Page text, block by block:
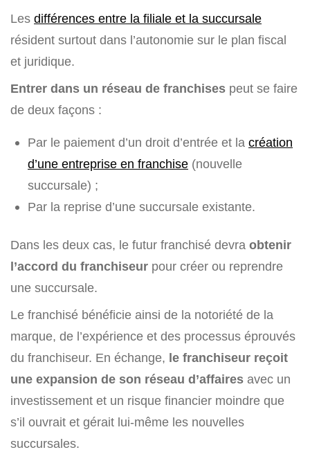
Les différences entre la filiale et la succursale
résident surtout dans l’autonomie sur le plan fiscal
et juridique.
Entrer dans un réseau de franchises peut se faire
de deux façons :
Par le paiement d’un droit d’entrée et la création
d’une entreprise en franchise (nouvelle
succursale) ;
Par la reprise d’une succursale existante.
Dans les deux cas, le futur franchisé devra obtenir
l’accord du franchiseur pour créer ou reprendre
une succursale.
Le franchisé bénéficie ainsi de la notoriété de la
marque, de l’expérience et des processus éprouvés
du franchiseur. En échange, le franchiseur reçoit
une expansion de son réseau d’affaires avec un
investissement et un risque financier moindre que
s’il ouvrait et gérait lui-même les nouvelles
succursales.